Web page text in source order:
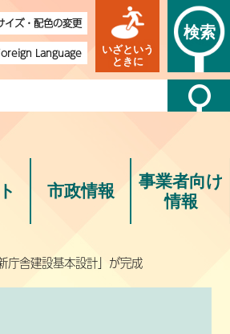
イズ・配色の変更
Language
いざという
ときに
検索
市政情報
事業者向け
情報
庁舎建設基本設計」が完成